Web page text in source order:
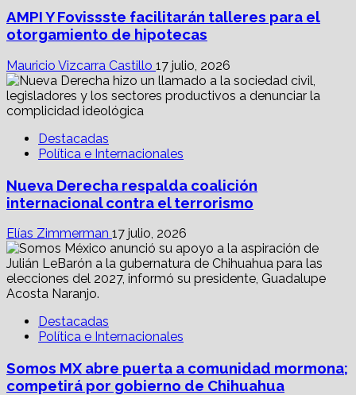
AMPI Y Fovissste facilitarán talleres para el
otorgamiento de hipotecas
Mauricio Vizcarra Castillo 17 julio, 2026
Destacadas
Política e Internacionales
Nueva Derecha respalda coalición
internacional contra el terrorismo
Elías Zimmerman 17 julio, 2026
Destacadas
Política e Internacionales
Somos MX abre puerta a comunidad mormona;
competirá por gobierno de Chihuahua